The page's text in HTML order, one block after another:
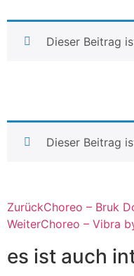
Dieser Beitrag
Dieser Beitrag
ZurückChoreo – Bruk
WeiterChoreo – Vibra
es ist auch